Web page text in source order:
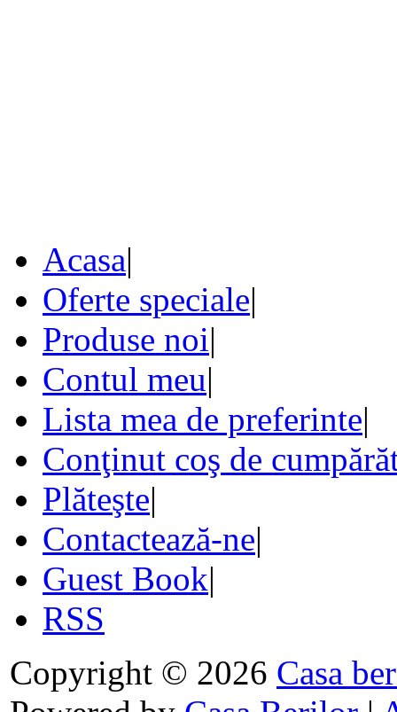
Acasa|
Oferte speciale|
Produse noi|
Contul meu|
Lista mea de preferinte|
Conţinut coş de
Plăteşte|
Contactează-ne|
Guest Book|
RSS
Copyright © 2026 Casa